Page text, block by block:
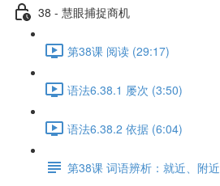
38 - 慧眼捕捉商机
第38课 阅读 (29:17)
语法6.38.1 屡次 (3:50)
语法6.38.2 依据 (6:04)
第38课 词语辨析：就近、附近